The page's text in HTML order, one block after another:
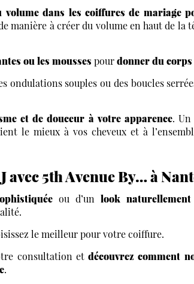
dans les coiffures de mariage
manière à créer du volume en haut de la
ou les mousses pourdonner du corps
ondulations souples ou des boucles
et de douceur à votre apparence. Un
le mieux à vos cheveux et à
5th Avenue By… à
ou d’unlook
le meilleur pour votre coiffure.
consultation et découvrez comment
.